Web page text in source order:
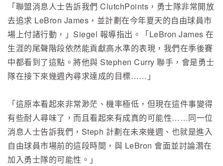
「聯盟消息人士告訴我們 ClutchPoints，勇士隊非常開放
去追求 LeBron James，並計劃在今年夏天的自由球員市
場上付諸行動，」Siegel 報導指出。「LeBron James 在
生涯的尾聲階段依然能貢獻高水準的表現，我們在季後賽
中都看到了這點。將他與 Stephen Curry 聯手，會是勇士
隊在接下來幾週內尋求達成的目標……」
「這原本看起來非常渺茫、機率極低，但現在這件事變得
有些耐人尋味了，而且看起來有成真的可能性……同一位
消息人士告訴我們，Steph 計劃在未來幾週、也就是進入
自由球員市場前的這段時間，與 LeBron 會面並討論潛在
加入勇士隊的可能性。」